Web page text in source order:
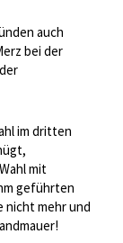
auch
bei der
im dritten
mit
geführten
nicht mehr und